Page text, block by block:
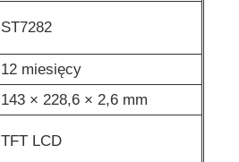
ST7282
12 miesięcy
143 × 228,6 × 2,6 mm
TFT LCD